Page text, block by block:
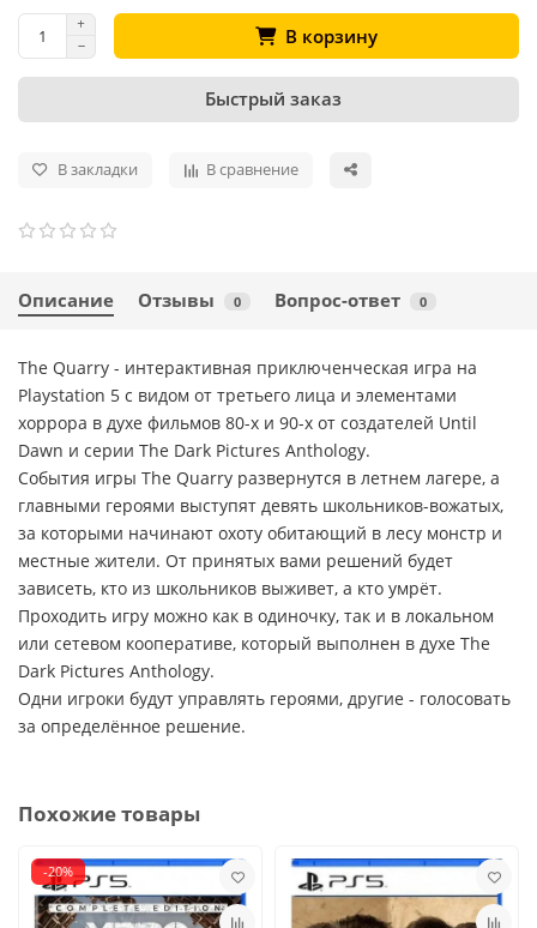
В корзину
Быстрый заказ
В закладки В сравнение
Описание Отзывы 0 Вопрос-ответ 0
The Quarry - интерактивная приключенческая игра на
Playstation 5 с видом от третьего лица и элементами
хоррора в духе фильмов 80-х и 90-х от создателей Until
Dawn и серии The Dark Pictures Anthology.
События игры The Quarry развернутся в летнем лагере, а
главными героями выступят девять школьников-вожатых,
за которыми начинают охоту обитающий в лесу монстр и
местные жители. От принятых вами решений будет
зависеть, кто из школьников выживет, а кто умрёт.
Проходить игру можно как в одиночку, так и в локальном
или сетевом кооперативе, который выполнен в духе The
Dark Pictures Anthology.
Одни игроки будут управлять героями, другие - голосовать
за определённое решение.
Похожие товары
-20%